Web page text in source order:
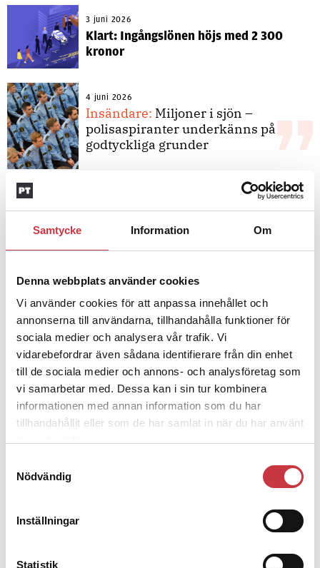
Samtycke Information Om
Denna webbplats använder cookies
Vi använder cookies för att anpassa innehållet och
annonserna till användarna, tillhandahålla funktioner för
sociala medier och analysera vår trafik. Vi
vidarebefordrar även sådana identifierare från din enhet
till de sociala medier och annons- och analysföretag som
vi samarbetar med. Dessa kan i sin tur kombinera
informationen med annan information som du har
tillhandahållit eller som de har samlat in när du har använt
Nödvändig
Inställningar
Statistik
3 juni 2026
Klart: Ingångslönen höjs med 2 300
kronor
4 juni 2026
Insändare: Miljoner i sjön –
polisaspiranter underkänns på
godtyckliga grunder
Jens Mårtensson:Snart 20 år i tjänst
– nu ska han lära sig grunderna
4 juni 2026
Polisregionen erkänner fel: ”Kommer
att rättas till”
Debatt
9 juli 2026
Det är inte evidenskrav som